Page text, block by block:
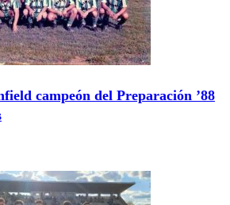
campeón del Preparación ’88